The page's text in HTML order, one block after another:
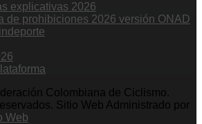
explicativas 2026
de prohibiciones 2026 versión ONAD
Colombiana de Ciclismo.
Sitio Web Administrado por
Web